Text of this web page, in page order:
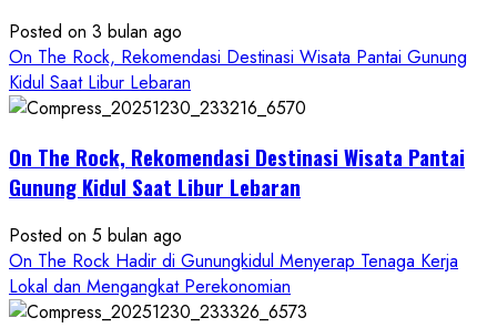
Baru,
Padukan
Keindahan
Alam
Wisata
Kekinian
Posted on 3 bulan ago
On The Rock, Rekomendasi Destinasi Wisata Pantai Gunung
Kidul Saat Libur Lebaran
On The Rock, Rekomendasi Destinasi Wisata Pantai
Gunung Kidul Saat Libur Lebaran
Posted on 5 bulan ago
On The Rock Hadir di Gunungkidul Menyerap Tenaga Kerja
Lokal dan Mengangkat Perekonomian